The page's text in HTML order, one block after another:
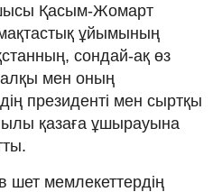
Қасым-Жомарт
ұйымының
сондай-ақ өз
мен оның
президенті мен сыртқы
қазаға ұшырауына
мемлекеттердің